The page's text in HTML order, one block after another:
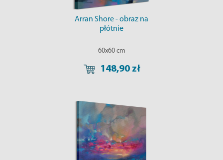
Arran Shore - obraz na
płótnie
60x60 cm
148,90 zł